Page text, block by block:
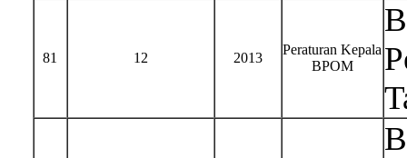
81 12 2013
Peraturan Kepala
BPOM